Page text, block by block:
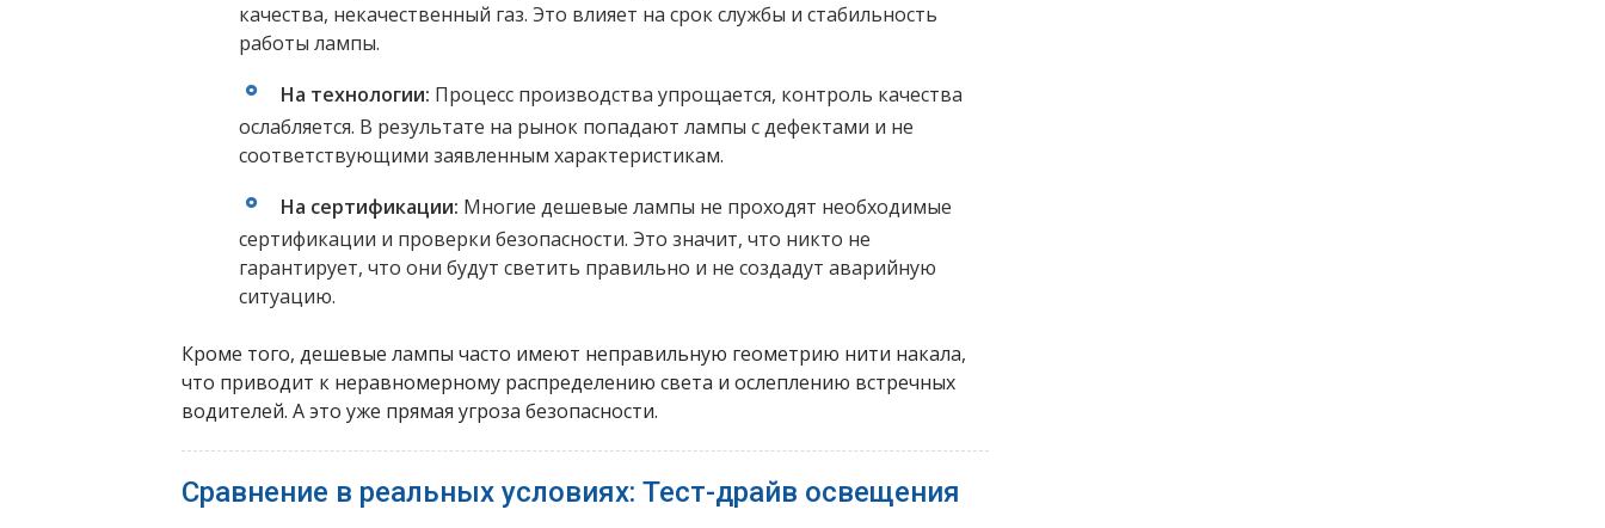
качества, некачественный газ. Это влияет на срок службы и стабильность
работы лампы.
На технологии: Процесс производства упрощается, контроль качества
ослабляется. В результате на рынок попадают лампы с дефектами и не
соответствующими заявленным характеристикам.
На сертификации: Многие дешевые лампы не проходят необходимые
сертификации и проверки безопасности. Это значит, что никто не
гарантирует, что они будут светить правильно и не создадут аварийную
ситуацию.
Кроме того, дешевые лампы часто имеют неправильную геометрию нити накала,
что приводит к неравномерному распределению света и ослеплению встречных
водителей. А это уже прямая угроза безопасности.
Сравнение в реальных условиях: Тест-драйв освещения